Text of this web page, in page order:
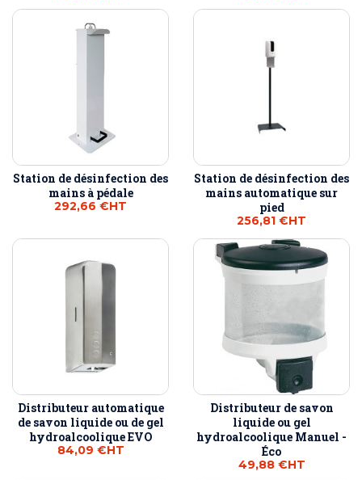
Station de désinfection des
mains à pédale
292,66 €HT
Station de désinfection des
mains automatique sur
pied
256,81 €HT
Distributeur automatique
de savon liquide ou de gel
hydroalcoolique EVO
84,09 €HT
Distributeur de savon
liquide ou gel
hydroalcoolique Manuel -
Éco
49,88 €HT